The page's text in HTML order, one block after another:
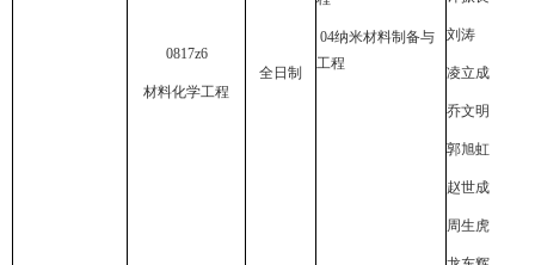
0817z6
材料化学工程
全日制
04纳米材料制备与
工程
刘涛
凌立成
乔文明
郭旭虹
赵世成
周生虎